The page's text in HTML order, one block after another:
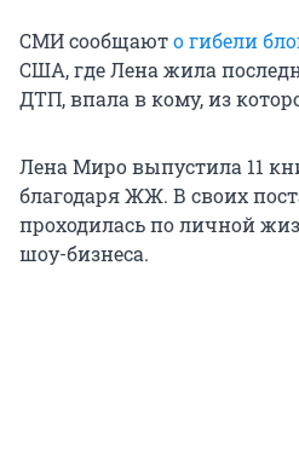
СМИ сообщаюто гибели
США, где Лена жила
ДТП, впала в кому, из
Лена Миро выпустила 11
благодаря ЖЖ. В своих
проходилась по личной
шоу-бизнеса.